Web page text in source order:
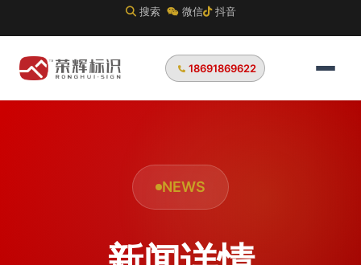
搜索 微信 抖音
18691869622
NEWS